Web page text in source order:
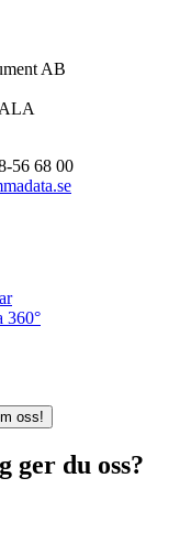
AB
56 68 00
360°
oss!
ger du oss?